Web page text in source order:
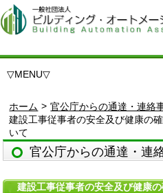
▽MENU▽
ホーム > 官公庁からの通達・連絡
建設工事従事者の安全及び健康の
いて
官公庁からの通達・連
建設工事従事者の安全及び健康